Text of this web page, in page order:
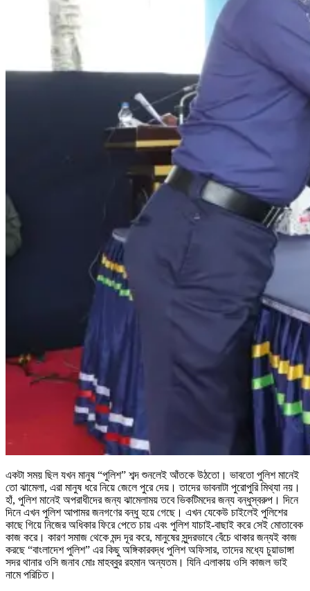
একটা সময় ছিল যখন মানুষ “পুলিশ” শব্দ শুনলেই আঁতকে উঠতো। ভাবতো পুলিশ মানেই
তো ঝামেলা, এরা মানুষ ধরে নিয়ে জেলে পুরে দেয়। তাদের ভাবনাটা পুরোপুরি মিথ্যা নয়।
হাঁ, পুলিশ মানেই অপরাধীদের জন্য ঝামেলাময় তবে ভিকটিমদের জন্য বন্ধুস্বরুপ। দিনে
দিনে এখন পুলিশ আপামর জনগণের বন্ধু হয়ে গেছে। এখন যেকেউ চাইলেই পুলিশের
কাছে গিয়ে নিজের অধিকার ফিরে পেতে চায় এবং পুলিশ যাচাই-বাছাই করে সেই মোতাবেক
কাজ করে। কারণ সমাজ থেকে মন্দ দূর করে, মানুষের সুন্দরভাবে বেঁচে থাকার জন্যই কাজ
করছে “বাংলাদেশ পুলিশ” এর কিছু অঙ্গিকারবদ্ধ পুলিশ অফিসার, তাদের মধ্যে চুয়াডাঙ্গা
সদর থানার ওসি জনাব মোঃ মাহব্বুর রহমান অন্যতম। যিনি এলাকায় ওসি কাজল ভাই
নামে পরিচিত।